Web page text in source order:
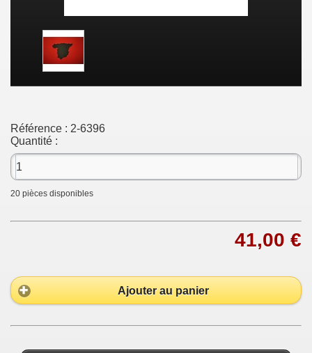
Référence : 2-6396
Quantité :
20 pièces disponibles
41,00 €
Ajouter au panier